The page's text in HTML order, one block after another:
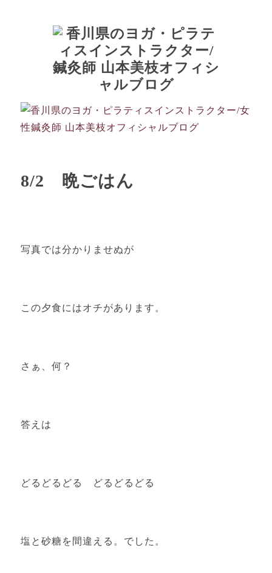
8/2 晩ごはん
写真では分かりませぬが
この夕食にはオチがあります。
さぁ、何？
答えは
どるどるどる どるどるどる
塩と砂糖を間違える。でした。